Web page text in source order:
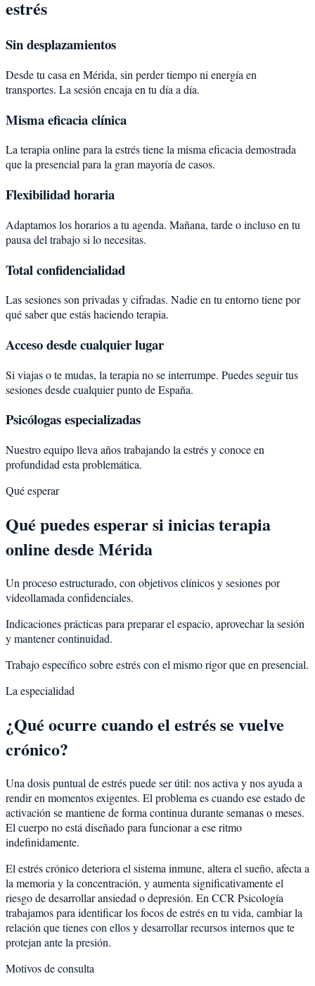
estrés
Sin desplazamientos
Desde tu casa en Mérida, sin perder tiempo ni energía en
transportes. La sesión encaja en tu día a día.
Misma eficacia clínica
La terapia online para la estrés tiene la misma eficacia demostrada
que la presencial para la gran mayoría de casos.
Flexibilidad horaria
Adaptamos los horarios a tu agenda. Mañana, tarde o incluso en tu
pausa del trabajo si lo necesitas.
Total confidencialidad
Las sesiones son privadas y cifradas. Nadie en tu entorno tiene por
qué saber que estás haciendo terapia.
Acceso desde cualquier lugar
Si viajas o te mudas, la terapia no se interrumpe. Puedes seguir tus
sesiones desde cualquier punto de España.
Psicólogas especializadas
Nuestro equipo lleva años trabajando la estrés y conoce en
profundidad esta problemática.
Qué esperar
Qué puedes esperar si inicias terapia
online desde Mérida
Un proceso estructurado, con objetivos clínicos y sesiones por
videollamada confidenciales.
Indicaciones prácticas para preparar el espacio, aprovechar la sesión
y mantener continuidad.
Trabajo específico sobre estrés con el mismo rigor que en presencial.
La especialidad
¿Qué ocurre cuando el estrés se vuelve
crónico?
Una dosis puntual de estrés puede ser útil: nos activa y nos ayuda a
rendir en momentos exigentes. El problema es cuando ese estado de
activación se mantiene de forma continua durante semanas o meses.
El cuerpo no está diseñado para funcionar a ese ritmo
indefinidamente.
El estrés crónico deteriora el sistema inmune, altera el sueño, afecta a
la memoria y la concentración, y aumenta significativamente el
riesgo de desarrollar ansiedad o depresión. En CCR Psicología
trabajamos para identificar los focos de estrés en tu vida, cambiar la
relación que tienes con ellos y desarrollar recursos internos que te
protejan ante la presión.
Motivos de consulta